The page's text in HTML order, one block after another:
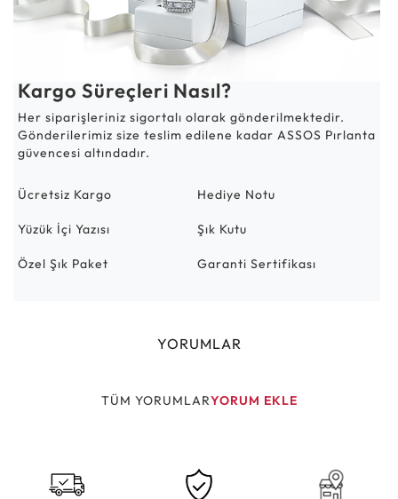
Kargo Süreçleri Nasıl?
Her siparişleriniz sigortalı olarak gönderilmektedir.
Gönderilerimiz size teslim edilene kadar ASSOS Pırlanta
güvencesi altındadır.
Ücretsiz Kargo Hediye Notu
Yüzük İçi Yazısı Şık Kutu
Özel Şık Paket Garanti Sertifikası
YORUMLAR
TÜM YORUMLARYORUM EKLE